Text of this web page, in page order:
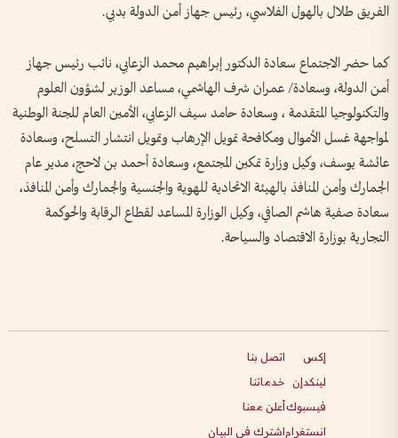
الفريق طلال بالهول الفلاسي، رئيس جهاز أمن الدولة بدبي.
كما حضر الاجتماع سعادة الدكتور إبراهيم محمد الزعابي، نائب رئيس جهاز
أمن الدولة، وسعادة/ عمران شرف الهاشمي، مساعد الوزير لشؤون العلوم
والتكنولوجيا المتقدمة ، وسعادة حامد سيف الزعابي، الأمين العام للجنة الوطنية
لمواجهة غسل الأموال ومكافحة تمويل الإرهاب وتمويل انتشار التسلح، وسعادة
عائشة يوسف، وكيل وزارة تمكين المجتمع، وسعادة أحمد بن لاحج، مدير عام
الجمارك وأمن المنافذ بالهيئة الاتحادية للهوية والجنسية والجمارك وأمن المنافذ،
سعادة صفية هاشم الصافي، وكيل الوزارة المساعد لقطاع الرقابة والحوكمة
التجارية بوزارة الاقتصاد والسياحة.
إكس
لينكدإن
فيسبوك
انستغرام
اتصل بنا
خدماتنا
أعلن معنا
اشترك في البيان